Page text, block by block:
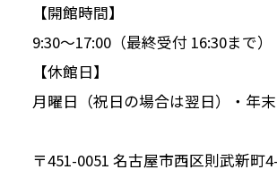
【開館時間】
9:30～17:00（最終受付 16:30まで）
【休館日】
月曜日（祝日の場合は翌日）・年
〒451-0051 名古屋市西区則武新町